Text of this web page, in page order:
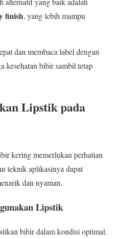
finish, yang lebih mampu
dan membaca label dengan
kesehatan bibir sambil tetap
Lipstik pada
kering memerlukan perhatian
teknik aplikasinya dapat
dan nyaman.
Lipstik
bibir dalam kondisi optimal.